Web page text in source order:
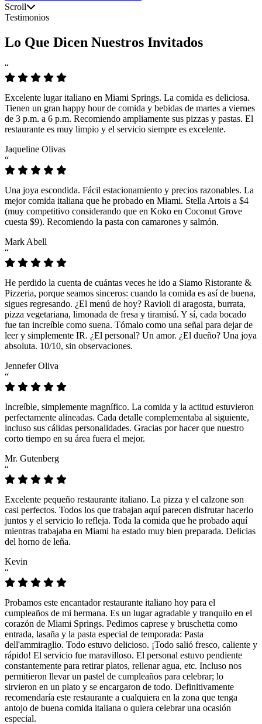
Scroll
Testimonios
Lo Que Dicen Nuestros Invitados
“
Excelente lugar italiano en Miami Springs. La comida es deliciosa.
Tienen un gran happy hour de comida y bebidas de martes a viernes
de 3 p.m. a 6 p.m. Recomiendo ampliamente sus pizzas y pastas. El
restaurante es muy limpio y el servicio siempre es excelente.
Jaqueline Olivas
“
Una joya escondida. Fácil estacionamiento y precios razonables. La
mejor comida italiana que he probado en Miami. Stella Artois a $4
(muy competitivo considerando que en Koko en Coconut Grove
cuesta $9). Recomiendo la pasta con camarones y salmón.
Mark Abell
“
He perdido la cuenta de cuántas veces he ido a Siamo Ristorante &
Pizzeria, porque seamos sinceros: cuando la comida es así de buena,
sigues regresando. ¿El menú de hoy? Ravioli di aragosta, burrata,
pizza vegetariana, limonada de fresa y tiramisú. Y sí, cada bocado
fue tan increíble como suena. Tómalo como una señal para dejar de
leer y simplemente IR. ¿El personal? Un amor. ¿El dueño? Una joya
absoluta. 10/10, sin observaciones.
Jennefer Oliva
“
Increíble, simplemente magnífico. La comida y la actitud estuvieron
perfectamente alineadas. Cada detalle complementaba al siguiente,
incluso sus cálidas personalidades. Gracias por hacer que nuestro
corto tiempo en su área fuera el mejor.
Mr. Gutenberg
“
Excelente pequeño restaurante italiano. La pizza y el calzone son
casi perfectos. Todos los que trabajan aquí parecen disfrutar hacerlo
juntos y el servicio lo refleja. Toda la comida que he probado aquí
mientras trabajaba en Miami ha estado muy bien preparada. Delicias
del horno de leña.
Kevin
“
Probamos este encantador restaurante italiano hoy para el
cumpleaños de mi hermana. Es un lugar agradable y tranquilo en el
corazón de Miami Springs. Pedimos caprese y bruschetta como
entrada, lasaña y la pasta especial de temporada: Pasta
dell'ammiraglio. Todo estuvo delicioso. ¡Todo salió fresco, caliente y
rápido! El servicio fue maravilloso. El personal estuvo pendiente
constantemente para retirar platos, rellenar agua, etc. Incluso nos
permitieron llevar un pastel de cumpleaños para celebrar; lo
sirvieron en un plato y se encargaron de todo. Definitivamente
recomendaría este restaurante a cualquiera en la zona que tenga
antojo de buena comida italiana o quiera celebrar una ocasión
especial.